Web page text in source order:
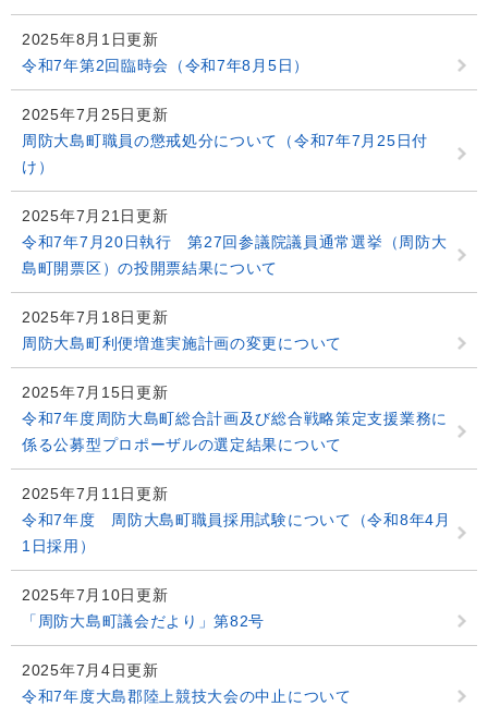
2025年8月1日更新
令和7年第2回臨時会（令和7年8月5日）
2025年7月25日更新
周防大島町職員の懲戒処分について（令和7年7月25日付
け）
2025年7月21日更新
令和7年7月20日執行 第27回参議院議員通常選挙（周防大
島町開票区）の投開票結果について
2025年7月18日更新
周防大島町利便増進実施計画の変更について
2025年7月15日更新
令和7年度周防大島町総合計画及び総合戦略策定支援業務に
係る公募型プロポーザルの選定結果について
2025年7月11日更新
令和7年度 周防大島町職員採用試験について（令和8年4月
1日採用）
2025年7月10日更新
「周防大島町議会だより」第82号
2025年7月4日更新
令和7年度大島郡陸上競技大会の中止について